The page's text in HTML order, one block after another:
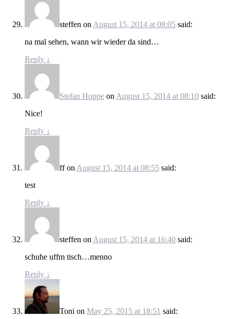
steffen on August 15, 2014 at 08:05 said:
na mal sehen, wann wir wieder da sind…
Reply ↓
Stefan Hoppe on August 15, 2014 at 08:10 said:
Nice!
Reply ↓
ffon August 15, 2014 at 08:55 said:
test
Reply ↓
steffen on August 15, 2014 at 16:40 said:
schuhe uffm tisch…menno
Reply ↓
Toni on May 25, 2015 at 18:51 said: